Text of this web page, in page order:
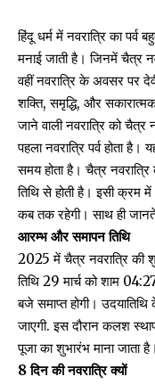
हिंदू धर्म में नवरात्रि का पर्व
मनाई जाती है। जिनमें चैत्र
वहीं नवरात्रि के अवसर पर
शक्ति, समृद्धि, और
जाने वाली नवरात्रि को चैत्र
पहला नवरात्रि पर्व होता
समय होता है। चैत्र
तिथि से होती है। इसी क्रम
कब तक रहेगी। साथ ही
आरम्भ और समापन तिथि
2025 में चैत्र नवरात्रि की
तिथि 29 मार्च को शाम
बजे समाप्त होगी।
जाएगी. इस दौरान कलश
पूजा का शुभारंभ माना जाता है।
8 दिन की नवरात्रि क्यों